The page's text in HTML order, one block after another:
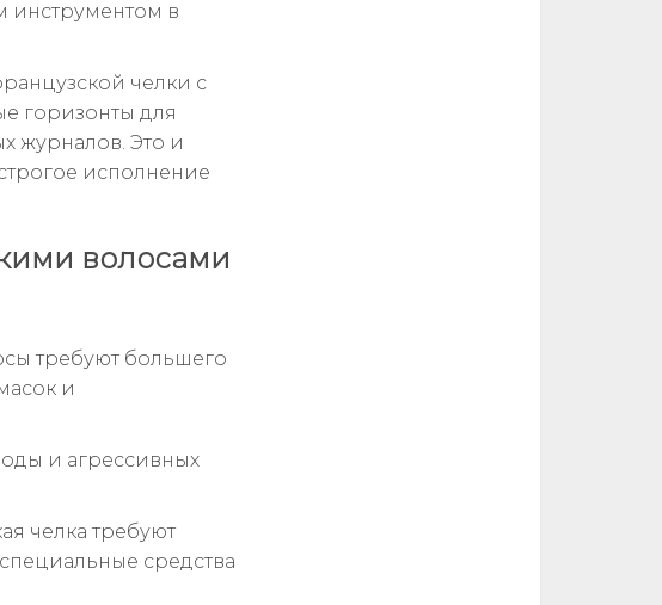
инструментом в
челки с
горизонты для
журналов. Это и
исполнение
волосами
требуют большего
и
и агрессивных
челка требуют
средства